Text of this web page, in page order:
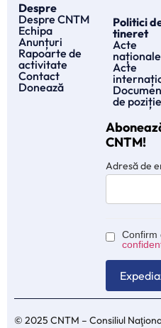
Despre
Despre CNTM
Echipa
Anunțuri
Rapoarte de
activitate
Contact
Donează
Politici
tineret
Acte
naționale
Acte
de poziție
CNTM!
Adresă de
Confirm
© 2025 CNTM – Consiliul